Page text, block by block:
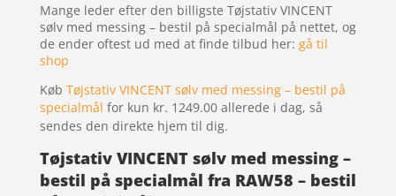
Mange leder efter den billigste Tøjstativ VINCENT
sølv med messing – bestil på specialmål på nettet, og
de ender oftest ud med at finde tilbud her: gå til
shop
Køb Tøjstativ VINCENT sølv med messing – bestil på
specialmål for kun kr. 1249.00 allerede i dag, så
sendes den direkte hjem til dig.
Tøjstativ VINCENT sølv med messing –
bestil på specialmål fra RAW58 – bestil